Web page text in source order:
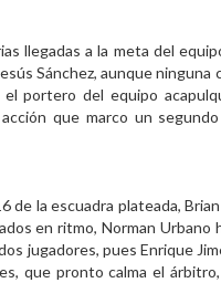
llegadas a la meta del
Sánchez, aunque
portero del equipo
que marco un
de la escuadra plateada,
en ritmo, Norman Urbano
jugadores, pues Enrique
que pronto calma el